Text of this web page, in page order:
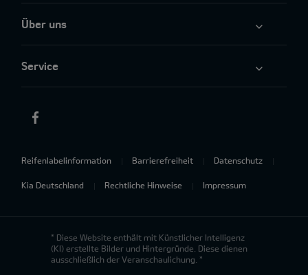
Über uns
Service
Reifenlabelinformation Barrierefreiheit Datenschutz
Kia Deutschland Rechtliche Hinweise Impressum
* Diese Website enthält mit Künstlicher Intelligenz
(KI) erstellte Bilder und Hintergründe. Diese dienen
ausschließlich der Veranschaulichung. *